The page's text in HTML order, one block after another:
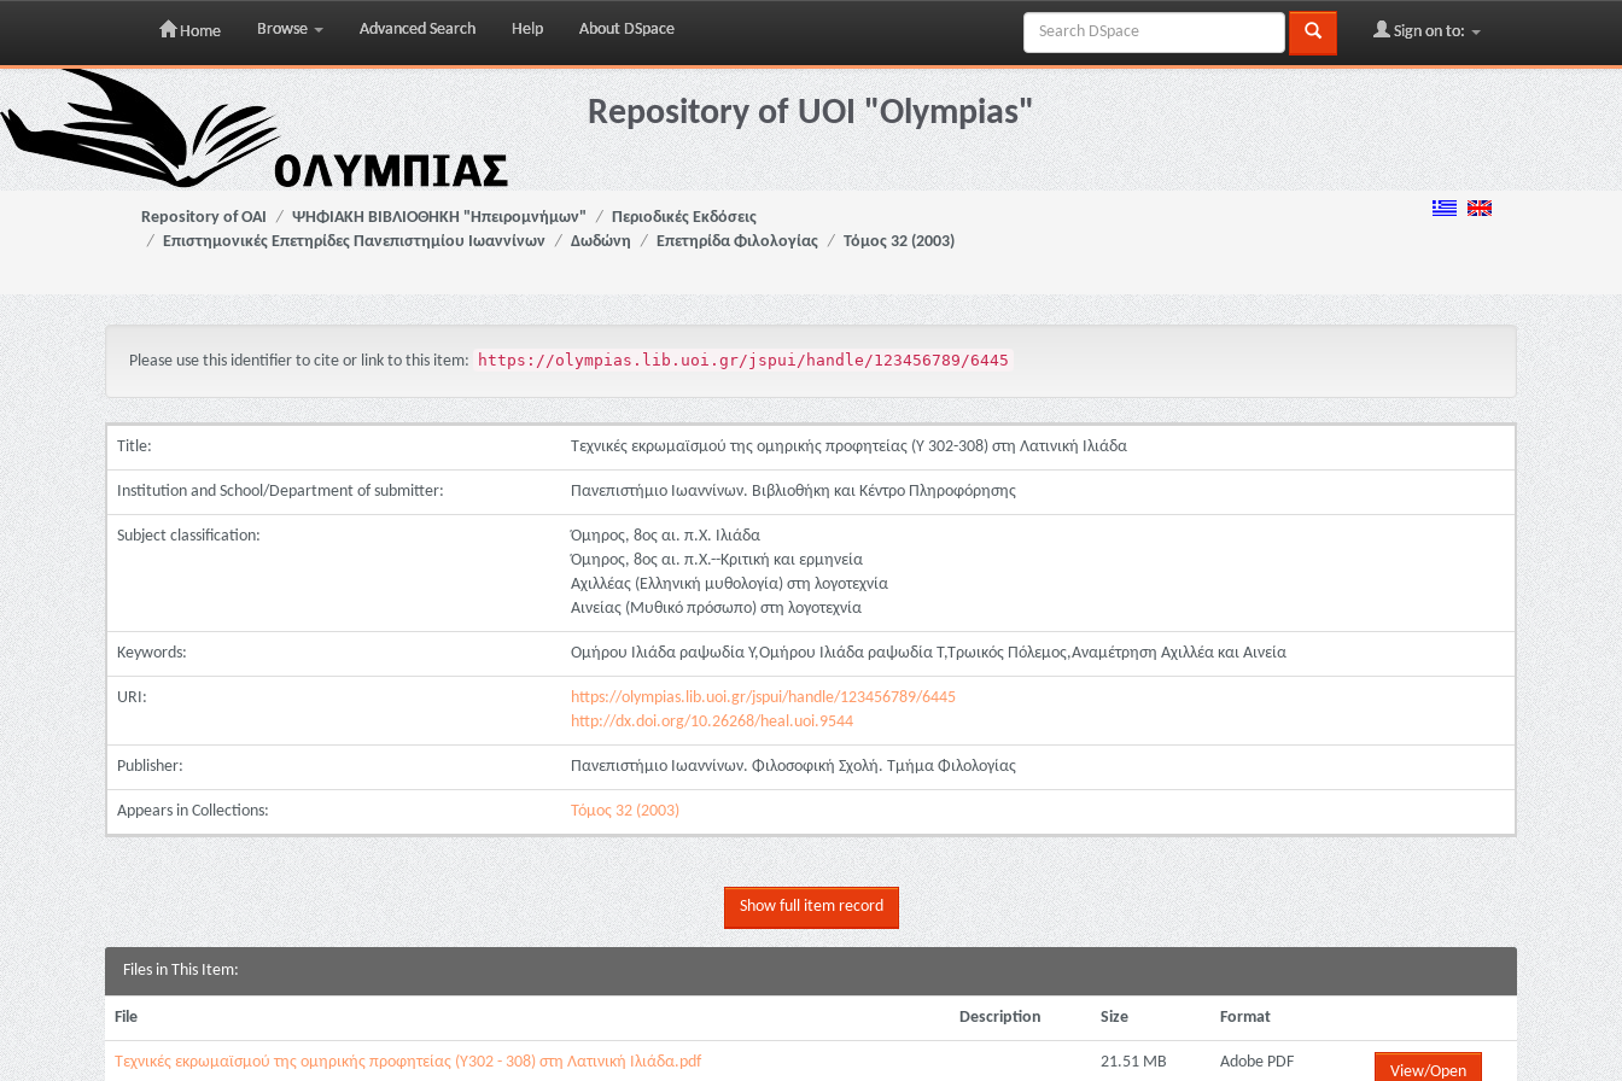
Skip
navigation
Home Browse Advanced Search Help About DSpace Sign on to:
Repository of UOI "Olympias"
Repository of OAI ΨΗΦΙΑΚΗ ΒΙΒΛΙΟΘΗΚΗ "Ηπειρομνήμων"
Περιοδικές Εκδόσεις
Επιστημονικές Επετηρίδες Πανεπιστημίου Ιωαννίνων
Δωδώνη Επετηρίδα Φιλολογίας Τόμος 32 (2003)
Please use this identifier to cite or link to this item: https://olympias.lib.uoi.gr/jspui/handle/123456789/6445
Title: Τεχνικές εκρωμαϊσμού της ομηρικής προφητείας (Y 302-308) στη Λατινική Ιλιάδα
Institution and School/Department of submitter: Πανεπιστήμιο Ιωαννίνων. Βιβλιοθήκη και Κέντρο Πληροφόρησης
Subject classification:
Όμηρος, 8ος αι. π.Χ. Ιλιάδα
Όμηρος, 8ος αι. π.Χ.--Κριτική και ερμηνεία
Αχιλλέας (Ελληνική μυθολογία) στη λογοτεχνία
Αινείας (Μυθικό πρόσωπο) στη λογοτεχνία
Keywords: Ομήρου Ιλιάδα ραψωδία Υ,Ομήρου Ιλιάδα ραψωδία Τ,Τρωικός Πόλεμος,Αναμέτρηση Αχιλλέα και Αινεία
URI:
https://olympias.lib.uoi.gr/jspui/handle/123456789/6445
http://dx.doi.org/10.26268/heal.uoi.9544
Publisher: Πανεπιστήμιο Ιωαννίνων. Φιλοσοφική Σχολή. Τμήμα Φιλολογίας
Appears in Collections: Τόμος 32 (2003)
Show full item record
Files in This Item:
File Description Size Format
Τεχνικές εκρωμαϊσμού της ομηρικής προφητείας (Υ302 - 308) στη Λατινική Ιλιάδα.pdf 21.51 MB Adobe PDF
View/Open